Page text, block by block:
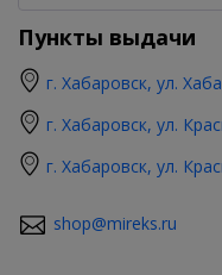
Пункты выдачи
г. Хабаровск, ул.
г. Хабаровск, ул.
г. Хабаровск, ул.
shop@mireks.ru